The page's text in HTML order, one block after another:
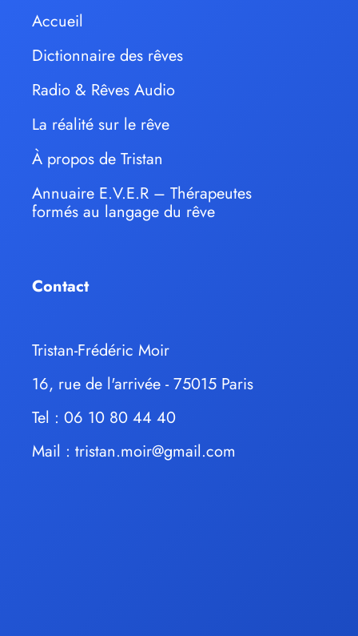
Accueil
Dictionnaire des rêves
Radio & Rêves Audio
La réalité sur le rêve
À propos de Tristan
Annuaire E.V.E.R – Thérapeutes
formés au langage du rêve
Contact
Tristan-Frédéric Moir
16, rue de l'arrivée - 75015 Paris
Tel : 06 10 80 44 40
Mail : tristan.moir@gmail.com